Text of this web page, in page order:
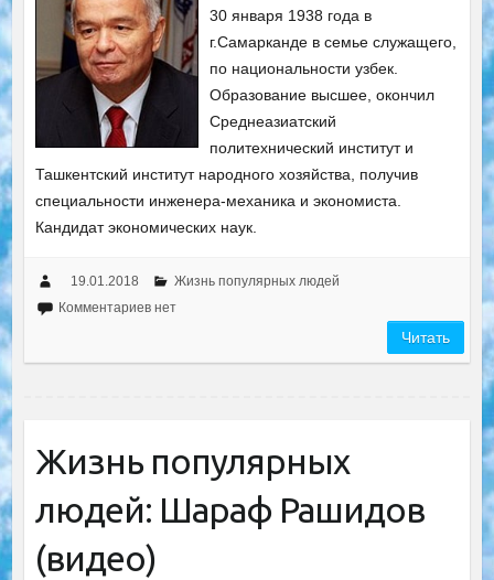
30 января 1938 года в
г.Самарканде в семье служащего,
по национальности узбек.
Образование высшее, окончил
Среднеазиатский
политехнический институт и
Ташкентский институт народного хозяйства, получив
специальности инженера-механика и экономиста.
Кандидат экономических наук.
19.01.2018
Жизнь популярных людей
Комментариев нет
Читать
Жизнь популярных
людей: Шараф Рашидов
(видео)